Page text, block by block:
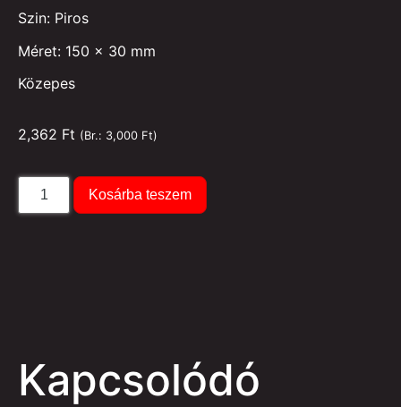
Szin: Piros
Méret: 150 x 30 mm
Közepes
2,362 Ft (Br.: 3,000 Ft)
Kosárba teszem
Kapcsolódó